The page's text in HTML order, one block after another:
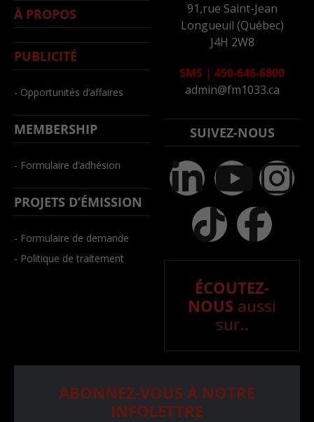
À PROPOS
PUBLICITÉ
- Opportunités d’affaires
MEMBERSHIP
- Formulaire d’adhésion
PROJETS D’ÉMISSION
- Formulaire de demande
- Politique de traitement
91,rue Saint-Jean
Longueuil (Québec)
J4H 2W8
SMS | 450-646-6800
admin@fm1033.ca
SUIVEZ-NOUS
ÉCOUTEZ-
NOUS aussi
sur..
ABONNEZ-VOUS À NOTRE
INFOLETTRE